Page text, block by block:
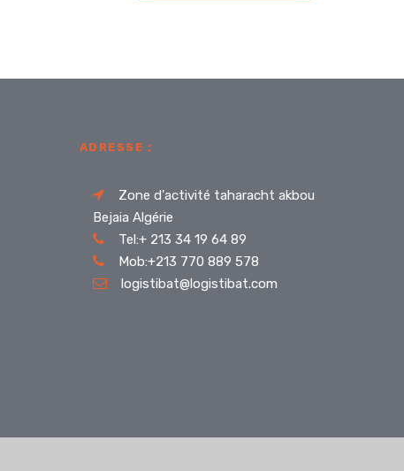
ADRESSE :
Zone d'activité taharacht akbou
Bejaia Algérie
Tel:+ 213 34 19 64 89
Mob:+213 770 889 578
logistibat@logistibat.com